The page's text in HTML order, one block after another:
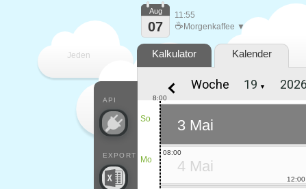
Jeden
Tag
API
EXPORT
Aug
07
11:55
☕ Morgenkaffee ▼
Kalkulator Kalender
Woche ▼
So
Mo
8:00
3 Mai
4 Mai
08:00
12:00